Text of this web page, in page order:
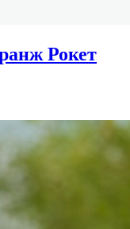
Рокет